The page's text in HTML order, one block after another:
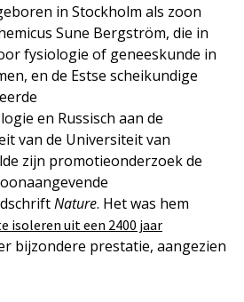
in Stockholm als zoon
Sune Bergström, die in
fysiologie of geneeskunde in
en de Estse scheikundige
en Russisch aan de
van de Universiteit van
zijn promotieonderzoek de
Nature. Het was hem
isoleren uit een 2400 jaar
bijzondere prestatie, aangezien